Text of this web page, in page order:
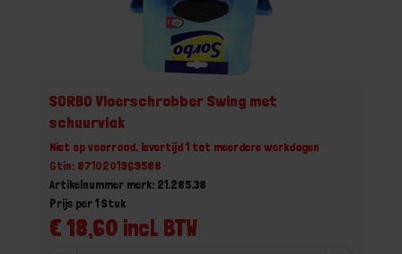
SORBO Vloerschrobber Swing met
schuurvlak
Niet op voorraad, levertijd 1 tot meerdere werkdagen
Gtin: 8710201969588
Artikelnummer merk: 21.285.38
€ 18,60 incl. BTW
Prijs per 1 Stuk